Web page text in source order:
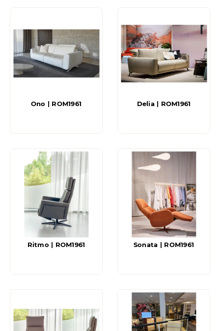
Ono | ROM1961 Delia | ROM1961
Ritmo | ROM1961 Sonata | ROM1961